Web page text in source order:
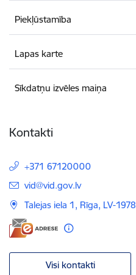
Piekļūstamība
Lapas karte
Sīkdatņu izvēles maiņa
Kontakti
+371 67120000
E-pasts:
vid@vid.gov.lv
Talejas iela 1, Rīga, LV-1978
Visi kontakti